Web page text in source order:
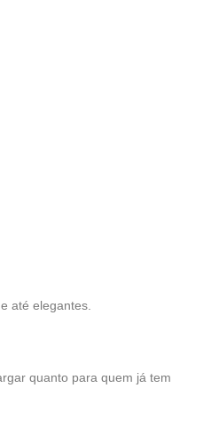
até elegantes.
quanto para quem já tem